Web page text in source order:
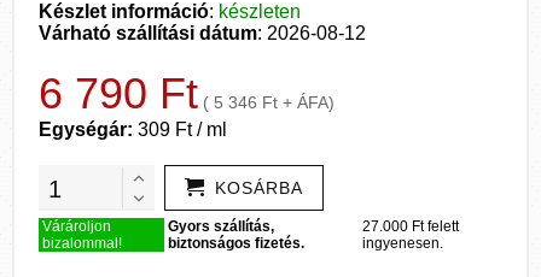
Készlet információ: készleten
Várható szállítási dátum: 2026-08-12
6 790 Ft ( 5 346 Ft + ÁFA)
Egységár: 309 Ft / ml
KOSÁRBA
Várároljon
bizalommal!
Gyors szállítás,
biztonságos fizetés.
27.000 Ft felett
ingyenesen.